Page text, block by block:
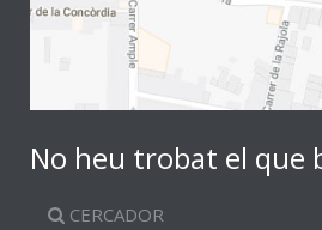
No heu trobat el que
CERCADOR